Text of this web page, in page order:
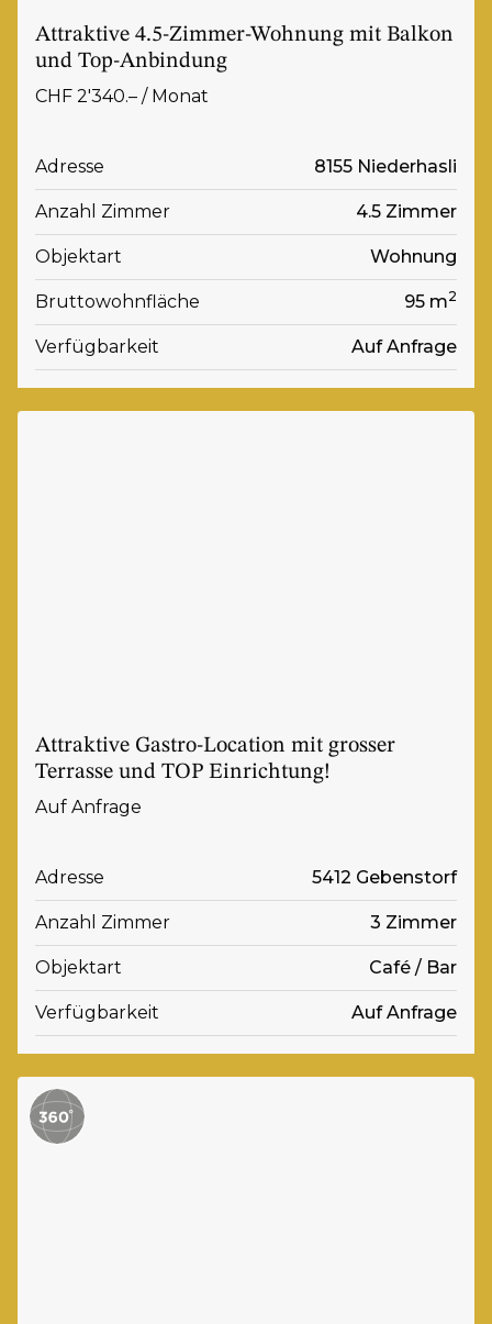
Attraktive 4.5-Zimmer-Wohnung mit Balkon
und Top-Anbindung
CHF 2'340.– / Monat
Adresse 8155 Niederhasli
Anzahl Zimmer 4.5 Zimmer
Objektart Wohnung
Bruttowohnfläche 95 m2
Verfügbarkeit Auf Anfrage
Attraktive Gastro-Location mit grosser
Terrasse und TOP Einrichtung!
Auf Anfrage
Adresse 5412 Gebenstorf
Anzahl Zimmer 3 Zimmer
Objektart Café / Bar
Verfügbarkeit Auf Anfrage